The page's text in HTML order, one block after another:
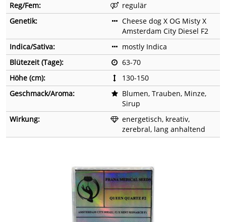
Reg/Fem:
regulär
Genetik:
Cheese dog X OG Misty X
Amsterdam City Diesel F2
Indica/Sativa:
mostly Indica
Blütezeit (Tage):
63-70
Höhe (cm):
130-150
Geschmack/Aroma:
Blumen, Trauben, Minze,
Sirup
Wirkung:
energetisch, kreativ,
zerebral, lang anhaltend